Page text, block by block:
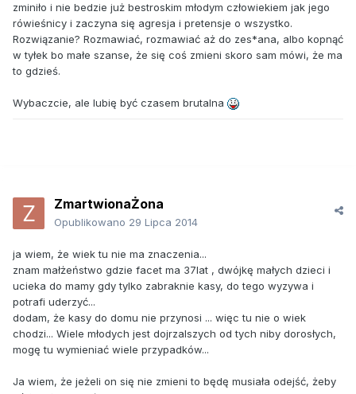
zminiło i nie bedzie już bestroskim młodym człowiekiem jak jego
rówieśnicy i zaczyna się agresja i pretensje o wszystko.
Rozwiązanie? Rozmawiać, rozmawiać aż do zes*ana, albo kopnąć
w tyłek bo małe szanse, że się coś zmieni skoro sam mówi, że ma
to gdzieś.
Wybaczcie, ale lubię być czasem brutalna
ZmartwionaŻona
Opublikowano 29 Lipca 2014
ja wiem, że wiek tu nie ma znaczenia...
znam małżeństwo gdzie facet ma 37lat , dwójkę małych dzieci i
ucieka do mamy gdy tylko zabraknie kasy, do tego wyzywa i
potrafi uderzyć...
dodam, że kasy do domu nie przynosi ... więc tu nie o wiek
chodzi... Wiele młodych jest dojrzalszych od tych niby dorosłych,
mogę tu wymieniać wiele przypadków...
Ja wiem, że jeżeli on się nie zmieni to będę musiała odejść, żeby